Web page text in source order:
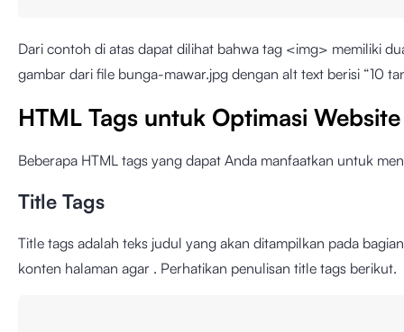
Dari contoh di atas dapat dilihat bahwa tag <img> memiliki
gambar dari file bunga-mawar.jpg dengan alt text berisi “10
HTML Tags untuk Optimasi Website
Beberapa HTML tags yang dapat Anda manfaatkan untuk
Title Tags
Title tags adalah teks judul yang akan ditampilkan pada
konten halaman agar . Perhatikan penulisan title tags berikut.